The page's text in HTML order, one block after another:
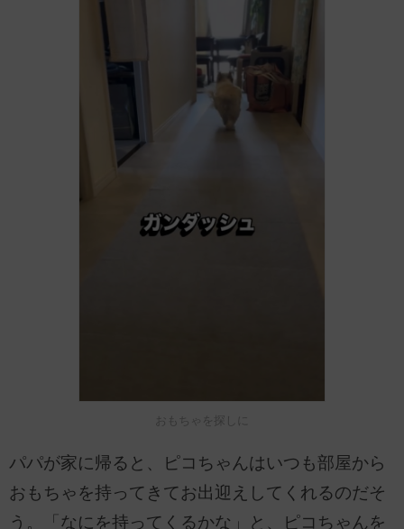
おもちゃを探しに
パパが家に帰ると、ピコちゃんはいつも部屋から
おもちゃを持ってきてお出迎えしてくれるのだそ
う。「なにを持ってくるかな」と、ピコちゃんを